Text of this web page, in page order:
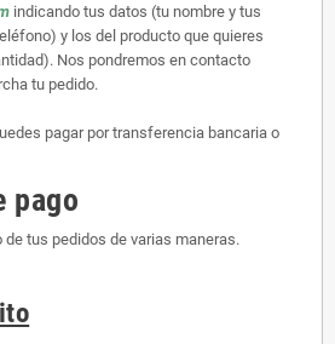
indicando tus datos (tu nombre y tus
y los del producto que quieres
Nos pondremos en contacto
tu pedido.
pagar por transferencia bancaria o
pago
tus pedidos de varias maneras.